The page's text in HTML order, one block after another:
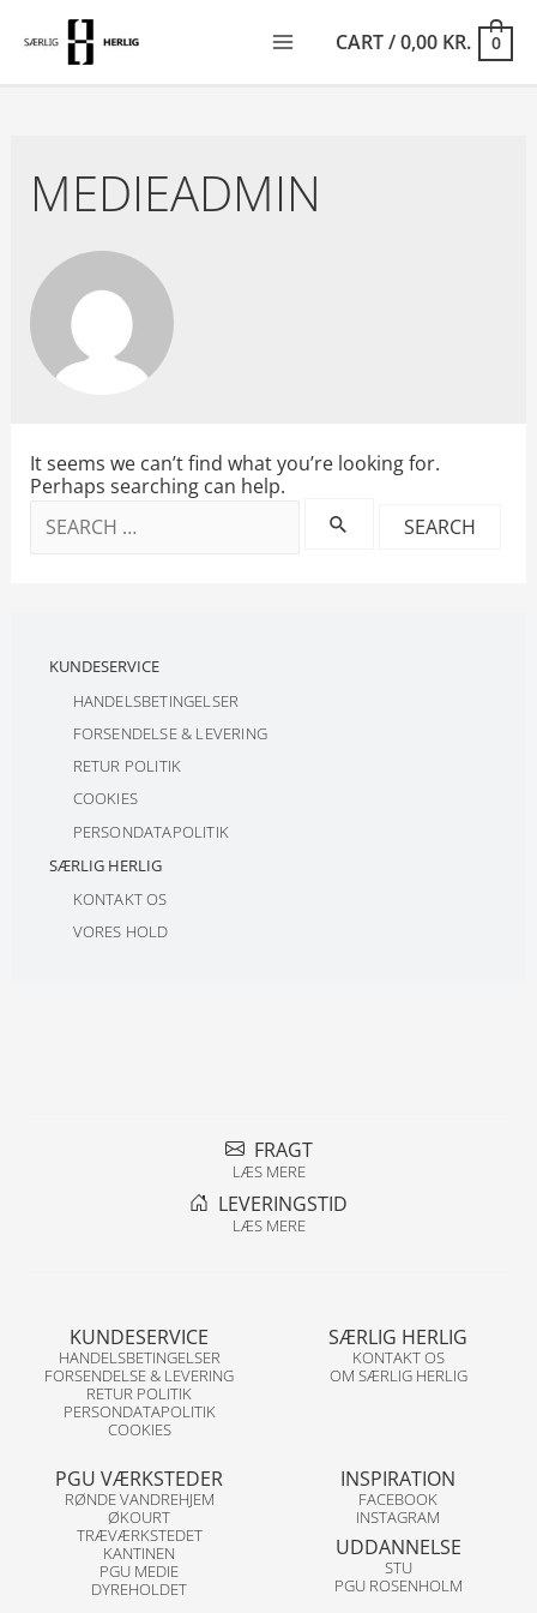
CONTENT
CART/0,00 KR. 0
KUNDESERVICE
HANDELSBETINGELSER
FORSENDELSE & LEVERING
RETUR POLITIK
COOKIES
PERSONDATAPOLITIK
SÆRLIG HERLIG
KONTAKT OS
VORES HOLD
MEDIEADMIN
It seems we can’t find what you’re looking for.
Perhaps searching can help.
FOR:
FRAGT
LÆS MERE
LEVERINGSTID
LÆS MERE
KUNDESERVICE
HANDELSBETINGELSER
FORSENDELSE & LEVERING
RETUR POLITIK
PERSONDATAPOLITIK
COOKIES
SÆRLIG HERLIG
KONTAKT OS
OM SÆRLIG HERLIG
PGU VÆRKSTEDER
RØNDE VANDREHJEM
ØKOURT
TRÆVÆRKSTEDET
KANTINEN
PGU MEDIE
DYREHOLDET
INSPIRATION
FACEBOOK
INSTAGRAM
UDDANNELSE
STU
PGU ROSENHOLM